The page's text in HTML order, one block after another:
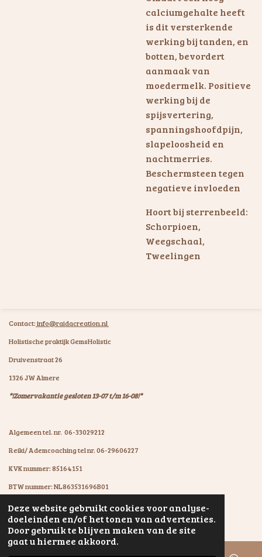
Deze website gebruikt cookies voor analyse-
doeleinden en/of het tonen van advertenties.
Door gebruik te blijven maken van de site
gaat u hiermee akkoord.
calciumgehalte heeft
is dit versterkende
werking bij tanden, en
botten, bevordert
aanmaak van
moedermelk. Positieve
werking bij de
spijsvertering,
spanningshoofdpijn,
slapeloosheid en
nachtmerries.
Beschermsteen tegen
negatieve invloeden
Hoort bij sterrenbeeld:
Schorpioen,
Weegschaal,
Tweelingen
Contact:info@raidacreation.nl
Holistische praktijk GemsHolistic
Druivenstraat 26
1326 JW Almere
*!Zomervakantie gesloten 13-07 t/m 16-08!*
Algemeen tel. nr. 06-33029212
Reiki/ Ademcoaching tel nr. 06-29606227
KVK nummer: 85164151
BTW nummer: NL863531696B01
IBAN: NL07KNAB0602931894
© 2020 - 2026 GemsHolistic by RaïdaCreation
Powered byJouwWeb